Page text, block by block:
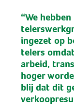
“We
ingezet op
telers
arbeid,
hoger
blij dat dit